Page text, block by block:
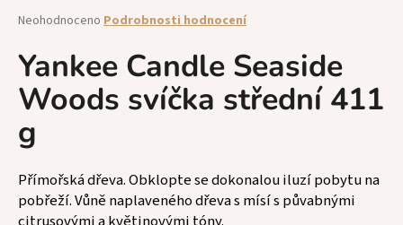
Průměrné
produktu
je
0,0
z
hvězdiček.
Neohodnoceno Podrobnosti hodnocení
Yankee Candle Seaside
Woods svíčka střední 411
g
Přímořská dřeva. Obklopte se dokonalou iluzí pobytu na
pobřeží. Vůně naplaveného dřeva s mísí s půvabnými
a
j
í
t
?
HLEDAT